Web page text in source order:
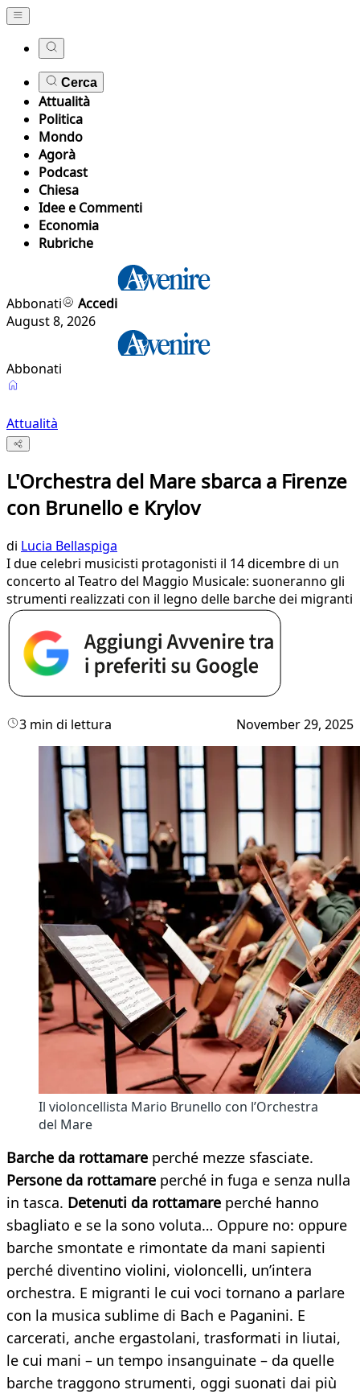
Cerca
Attualità
Politica
Mondo
Agorà
Podcast
Chiesa
Idee e Commenti
Economia
Rubriche
Abbonati
Accedi
August 8, 2026
Abbonati
Attualità
L'Orchestra del Mare sbarca a Firenze
con Brunello e Krylov
di Lucia Bellaspiga
I due celebri musicisti protagonisti il 14 dicembre di un
concerto al Teatro del Maggio Musicale: suoneranno gli
strumenti realizzati con il legno delle barche dei migranti
3 min di lettura November 29, 2025
Il violoncellista Mario Brunello con l’Orchestra
del Mare
Barche da rottamare perché mezze sfasciate.
Persone da rottamare perché in fuga e senza nulla
in tasca. Detenuti da rottamare perché hanno
sbagliato e se la sono voluta… Oppure no: oppure
barche smontate e rimontate da mani sapienti
perché diventino violini, violoncelli, un’intera
orchestra. E migranti le cui voci tornano a parlare
con la musica sublime di Bach e Paganini. E
carcerati, anche ergastolani, trasformati in liutai,
le cui mani – un tempo insanguinate – da quelle
barche traggono strumenti, oggi suonati dai più